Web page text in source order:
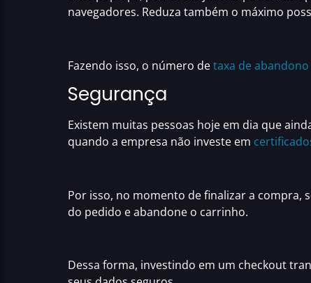
navegadores. Reduza também o máximo
Fazendo isso, o número detaxa de
Segurança
Existem muitas pessoas hoje em dia que
quando a empresa não investe em
Por isso, no momento de finalizar a compra,
do pedido e abandone o carrinho.
Dessa forma, investindo em um checkout